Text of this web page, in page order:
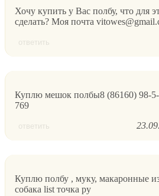
Хочу купить у Вас полбу, что для
сделать? Моя почта
ответить
Куплю мешок полбы8 (86160) 98-
769
ответить
Куплю полбу , муку, макаронные
собака list точка ру